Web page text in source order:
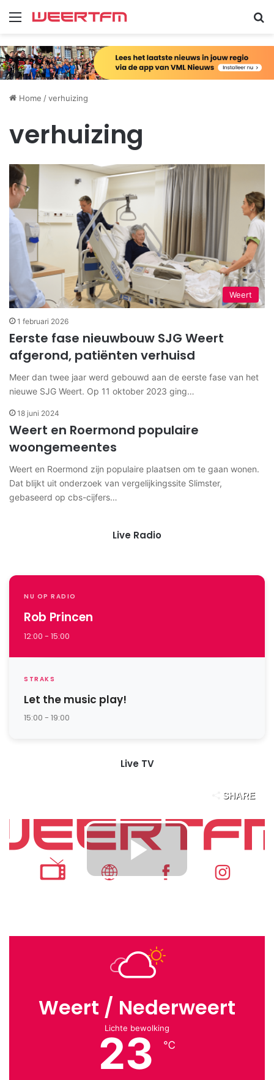
Menu
Home /verhuizing
verhuizing
Weert
1 februari 2026
Eerste fase nieuwbouw SJG Weert
afgerond, patiënten verhuisd
Meer dan twee jaar werd gebouwd aan de eerste fase van het
nieuwe SJG Weert. Op 11 oktober 2023 ging…
18 juni 2024
Weert en Roermond populaire
woongemeentes
Weert en Roermond zijn populaire plaatsen om te gaan wonen.
Dat blijkt uit onderzoek van vergelijkingssite Slimster,
gebaseerd op cbs-cijfers…
Live Radio
NU OP RADIO
Rob Princen
12:00 - 15:00
STRAKS
Let the music play!
15:00 - 19:00
Live TV
Weert / Nederweert
Lichte bewolking
23 ℃